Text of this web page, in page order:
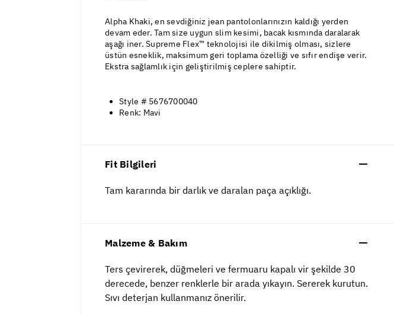
Alpha Khaki, en sevdiğiniz jean pantolonlarınızın kaldığı yerden
devam eder. Tam size uygun slim kesimi, bacak kısmında daralarak
aşağı iner. Supreme Flex™ teknolojisi ile dikilmiş olması, sizlere
üstün esneklik, maksimum geri toplama özelliği ve sıfır endişe verir.
Ekstra sağlamlık için geliştirilmiş ceplere sahiptir.
Style # 5676700040
Renk: Mavi
Fit Bilgileri
Tam kararında bir darlık ve daralan paça açıklığı.
Malzeme & Bakım
Ters çevirerek, düğmeleri ve fermuaru kapalı vir şekilde 30
derecede, benzer renklerle bir arada yıkayın. Sererek kurutun.
Sıvı deterjan kullanmanız önerilir.